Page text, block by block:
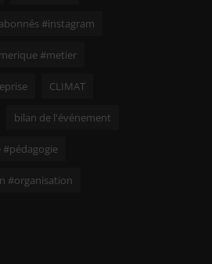
#instagram
#metier
CLIMAT
bilan de l'événement
#organisation